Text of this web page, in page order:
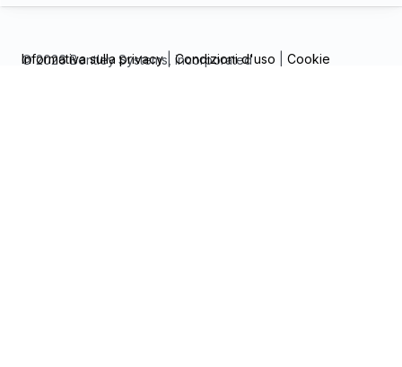
© 2026 Bentley Systems, incorporated
Informativa sulla privacy| Condizioni d'uso Cookie